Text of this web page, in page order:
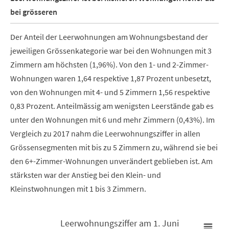
bei grösseren
Der Anteil der Leerwohnungen am Wohnungsbestand der
jeweiligen Grössenkategorie war bei den Wohnungen mit 3
Zimmern am höchsten (1,96%). Von den 1- und 2-Zimmer-
Wohnungen waren 1,64 respektive 1,87 Prozent unbesetzt,
von den Wohnungen mit 4- und 5 Zimmern 1,56 respektive
0,83 Prozent. Anteilmässig am wenigsten Leerstände gab es
unter den Wohnungen mit 6 und mehr Zimmern (0,43%). Im
Vergleich zu 2017 nahm die Leerwohnungsziffer in allen
Grössensegmenten mit bis zu 5 Zimmern zu, während sie bei
den 6+-Zimmer-Wohnungen unverändert geblieben ist. Am
stärksten war der Anstieg bei den Klein- und
Kleinstwohnungen mit 1 bis 3 Zimmern.
Leerwohnungsziffer am 1. Juni